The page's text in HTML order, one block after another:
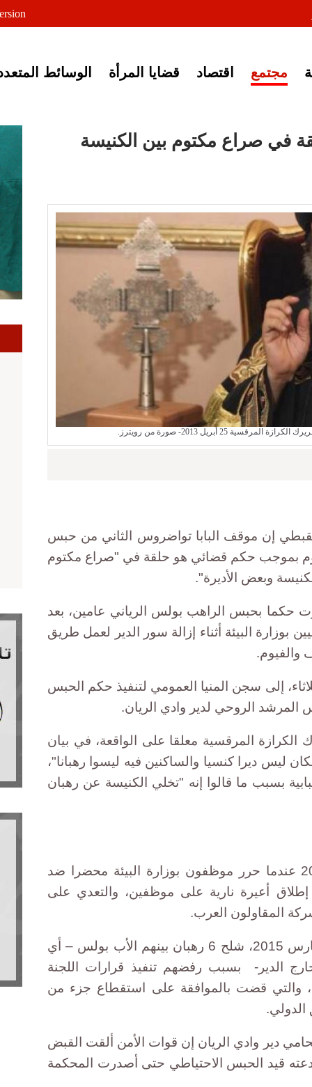
مجتمع اقتصاد قضايا المرأة الوسائط
في صراع مكتوم بين الكنيسة
25 أبريل 2013- صورة من رويترز.
إن موقف البابا تواضروس الثاني من حبس
بموجب حكم قضائي هو حلقة في "صراع مكتوم
حكما بحبس الراهب بولس الرياني عامين، بعد
بوزارة البيئة أثناء إزالة سور الدير لعمل طريق
والفيوم.
إلى سجن المنيا العمومي لتنفيذ حكم الحبس
المرشد الروحي لدير وادي الريان.
الكرازة المرقسية معلقا على الواقعة، في بيان
ليس ديرا كنسيا والساكنين فيه ليسوا رهبانا"،
بسبب ما قالوا إنه "تخلي الكنيسة عن رهبان
وتعود أحداث القضية إلى عام 2010 عندما حرر موظفون بوزارة البيئة محضرا ضد
أعيرة نارية على موظفين، والتعدي على
المقاولون العرب.
وقرر البابا تواضروس الثاني، في مارس 2015، شلح 6 رهبان بينهم الأب بولس – أي
الدير- بسبب رفضهم تنفيذ قرارات اللجنة
والتي قضت بالموافقة على استقطاع جزء من
دير وادي الريان إن قوات الأمن ألقت القبض
منذ 3 أشهر وأودعته قيد الحبس الاحتياطي حتى أصدرت المحكمة